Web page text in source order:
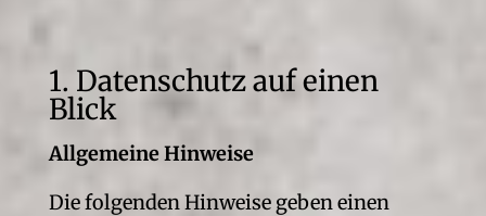
1. Datenschutz auf einen
Blick
Allgemeine Hinweise
Die folgenden Hinweise geben einen